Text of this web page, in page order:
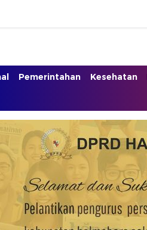
Pemerintahan Kesehatan